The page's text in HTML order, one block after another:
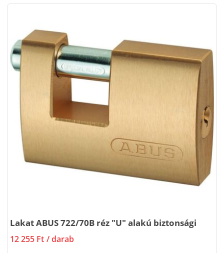
Lakat ABUS 722/70B réz "U" alakú biztonsági
12 255 Ft / darab